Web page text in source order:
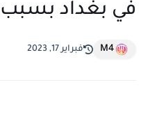
في بغداد
M4 فبراير 17, 2023